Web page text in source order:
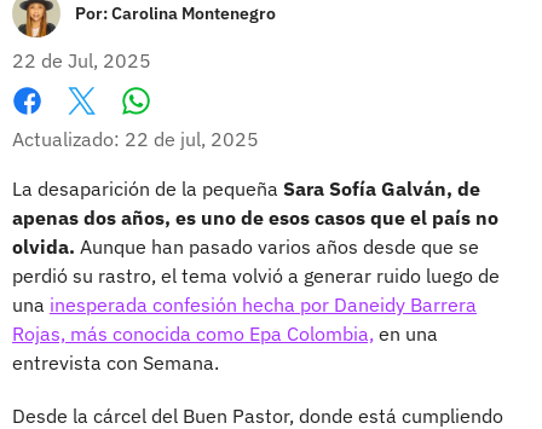
Por:Carolina Montenegro
22 de Jul, 2025
Facebook
X
Actualizado: 22 de jul, 2025
La desaparición de la pequeña Sara Sofía Galván, de
apenas dos años, es uno de esos casos que el país no
olvida. Aunque han pasado varios años desde que se
perdió su rastro, el tema volvió a generar ruido luego de
una inesperada confesión hecha por Daneidy Barrera
Rojas, más conocida como Epa Colombia, en una
entrevista con Semana.
Desde la cárcel del Buen Pastor, donde está cumpliendo